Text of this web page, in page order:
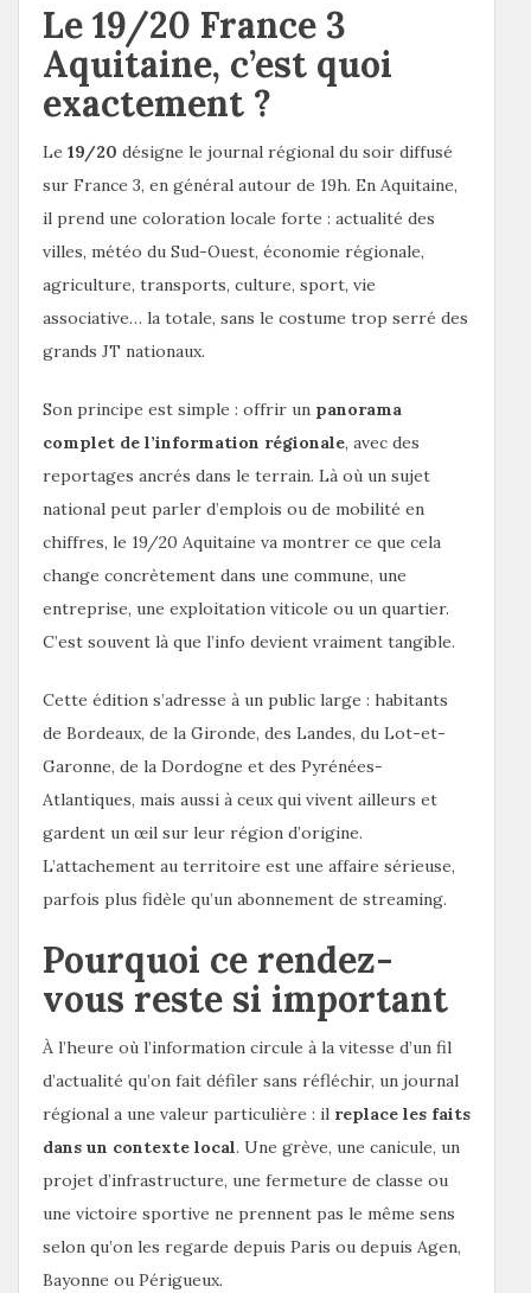
Le 19/20 France 3
Aquitaine, c’est quoi
exactement ?
Le 19/20 désigne le journal régional du soir diffusé
sur France 3, en général autour de 19h. En Aquitaine,
il prend une coloration locale forte : actualité des
villes, météo du Sud-Ouest, économie régionale,
agriculture, transports, culture, sport, vie
associative… la totale, sans le costume trop serré des
grands JT nationaux.
Son principe est simple : offrir un panorama
complet de l’information régionale, avec des
reportages ancrés dans le terrain. Là où un sujet
national peut parler d’emplois ou de mobilité en
chiffres, le 19/20 Aquitaine va montrer ce que cela
change concrètement dans une commune, une
entreprise, une exploitation viticole ou un quartier.
C’est souvent là que l’info devient vraiment tangible.
Cette édition s’adresse à un public large : habitants
de Bordeaux, de la Gironde, des Landes, du Lot-et-
Garonne, de la Dordogne et des Pyrénées-
Atlantiques, mais aussi à ceux qui vivent ailleurs et
gardent un œil sur leur région d’origine.
L’attachement au territoire est une affaire sérieuse,
parfois plus fidèle qu’un abonnement de streaming.
Pourquoi ce rendez-
vous reste si important
À l’heure où l’information circule à la vitesse d’un fil
d’actualité qu’on fait défiler sans réfléchir, un journal
régional a une valeur particulière : il replace les faits
dans un contexte local. Une grève, une canicule, un
projet d’infrastructure, une fermeture de classe ou
une victoire sportive ne prennent pas le même sens
selon qu’on les regarde depuis Paris ou depuis Agen,
Bayonne ou Périgueux.